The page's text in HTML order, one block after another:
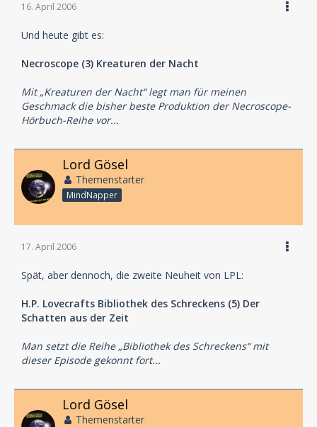
16. April 2006
Und heute gibt es:
Necroscope (3) Kreaturen der Nacht
Mit „Kreaturen der Nacht“ legt man für meinen
Geschmack die bisher beste Produktion der Necroscope-
Hörbuch-Reihe vor...
Lord Gösel
Themenstarter
MindNapper
17. April 2006
Spät, aber dennoch, die zweite Neuheit von LPL:
H.P. Lovecrafts Bibliothek des Schreckens (5) Der
Schatten aus der Zeit
Man setzt die Reihe „Bibliothek des Schreckens“ mit
dieser Episode gekonnt fort...
Lord Gösel
Themenstarter